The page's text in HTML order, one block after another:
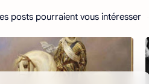
posts pourraient vous intéresser
🍪 sur ce site pour analyser
préférences et optimiser votre